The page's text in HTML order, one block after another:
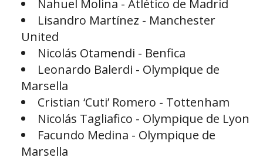
Nahuel Molina - Atlético de Madrid
Lisandro Martínez - Manchester
United
Nicolás Otamendi - Benfica
Leonardo Balerdi - Olympique de
Marsella
Cristian ‘Cuti’ Romero - Tottenham
Nicolás Tagliafico - Olympique de Lyon
Facundo Medina - Olympique de
Marsella